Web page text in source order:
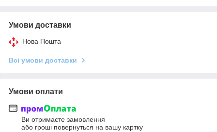
Умови доставки
Нова Пошта
Всі умови доставки
Умови оплати
Ви отримаєте замовлення
або гроші повернуться на вашу картку